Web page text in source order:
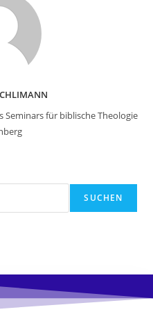
Seminars für biblische Theologie
SUCHEN